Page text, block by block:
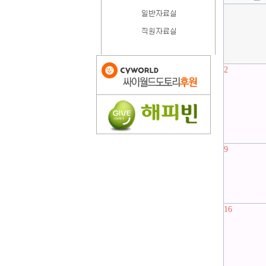
2
9
16